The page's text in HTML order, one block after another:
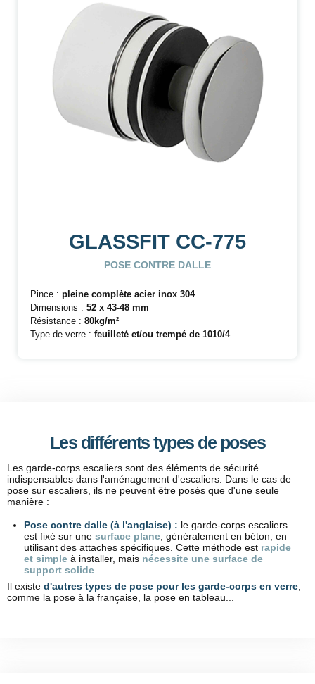
GLASSFIT CC-775
POSE CONTRE DALLE
Pince : pleine complète acier inox 304
Dimensions : 52 x 43-48 mm
Résistance : 80kg/m²
Type de verre : feuilleté et/ou trempé de 1010/4
Les différents types de poses
Les garde-corps escaliers sont des éléments de sécurité
indispensables dans l'aménagement d'escaliers. Dans le cas de
pose sur escaliers, ils ne peuvent être posés que d'une seule
manière :
Pose contre dalle (à l'anglaise) : le garde-corps escaliers
est fixé sur une surface plane , généralement en béton, en
utilisant des attaches spécifiques. Cette méthode est rapide
et simple à installer, mais nécessite une surface de
support solide
Il existe d'autres types de pose pour les garde-corps en verre
comme la pose à la française, la pose en tableau...